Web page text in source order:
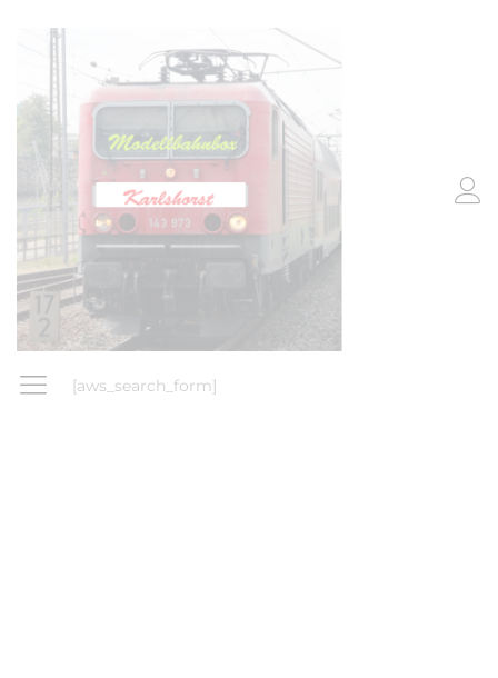
[aws_search_form]